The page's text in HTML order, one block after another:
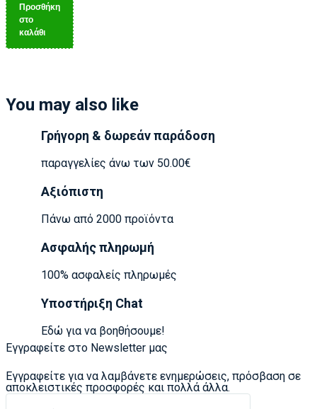
Προσθήκη
στο
καλάθι
You may also like
Γρήγορη & δωρεάν παράδοση
παραγγελίες άνω των 50.00€
Αξιόπιστη
Πάνω από 2000 προϊόντα
Ασφαλής πληρωμή
100% ασφαλείς πληρωμές
Υποστήριξη Chat
Εδώ για να βοηθήσουμε!
Εγγραφείτε στο Newsletter μας
Εγγραφείτε για να λαμβάνετε ενημερώσεις, πρόσβαση σε
αποκλειστικές προσφορές και πολλά άλλα.